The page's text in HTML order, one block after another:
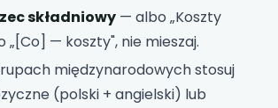
składniowy — albo „Koszty
„[Co] — koszty", nie mieszaj.
międzynarodowych stosuj
(polski + angielski) lub